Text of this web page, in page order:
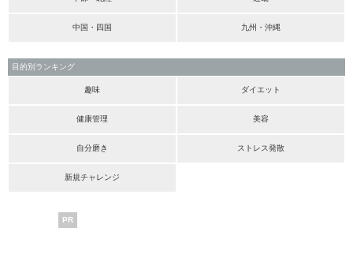
中国・四国 九州・沖縄
目的別ランキング
趣味 ダイエット
健康管理 美容
自分磨き ストレス発散
新規チャレンジ
PR